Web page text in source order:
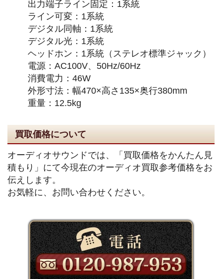
出力端子ライン固定：1系統
ライン可変：1系統
デジタル同軸：1系統
デジタル光：1系統
ヘッドホン：1系統（ステレオ標準ジャック）
電源：AC100V、50Hz/60Hz
消費電力：46W
外形寸法：幅470×高さ135×奥行380mm
重量：12.5kg
買取価格について
オーディオサウンドでは、「買取価格をかんたん見
積もり」にて今現在のオーディオ買取参考価格をお
伝えします。
お気軽に、お問い合わせください。